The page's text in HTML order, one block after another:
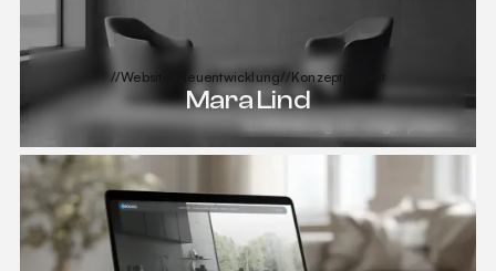
Projekt ansehen
Projekt ansehen
//Website-Neuentwicklung//Konzeptprojekt
Mara Lind